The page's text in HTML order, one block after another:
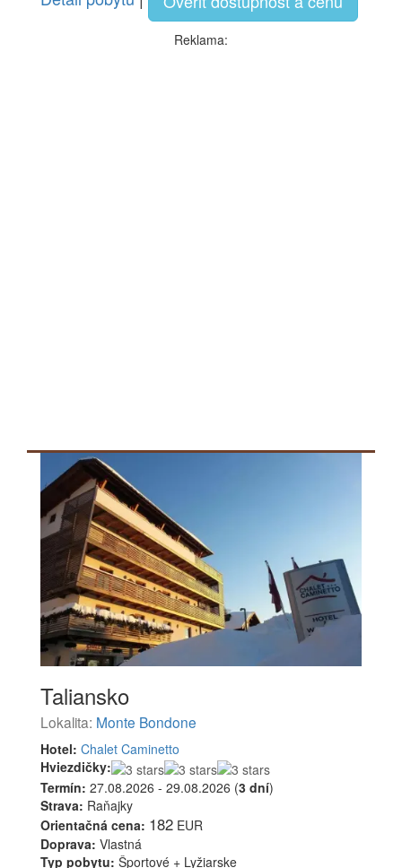
Reklama:
Taliansko
Lokalita: Monte Bondone
Hotel: Chalet Caminetto
Hviezdičky:
Termín: 27.08.2026 - 29.08.2026 (3 dní)
Strava: Raňajky
Orientačná cena: 182 EUR
Doprava: Vlastná
Typ pobytu: Športové + Lyžiarske